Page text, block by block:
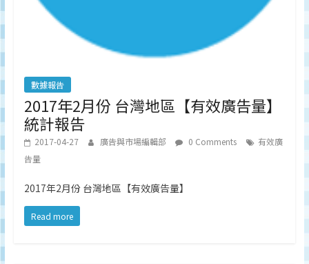
數據報告
2017年2月份 台灣地區【有效廣告量】
統計報告
2017-04-27 廣告與市場編輯部 0 Comments
有效廣
告量
2017年2月份 台灣地區【有效廣告量】
Read more